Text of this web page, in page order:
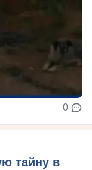
0
тайну в